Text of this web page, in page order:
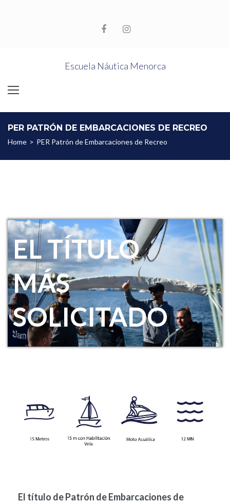
Escuela Náutica Menorca
PER PATRÓN DE EMBARCACIONES DE RECREO
Home > PER Patrón de Embarcaciones de Recreo
EL TÍTULO
MÁS
SOLICITADO
El título de Patrón de Embarcaciones de